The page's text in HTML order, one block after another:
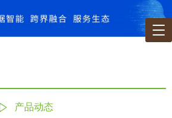
产品动态